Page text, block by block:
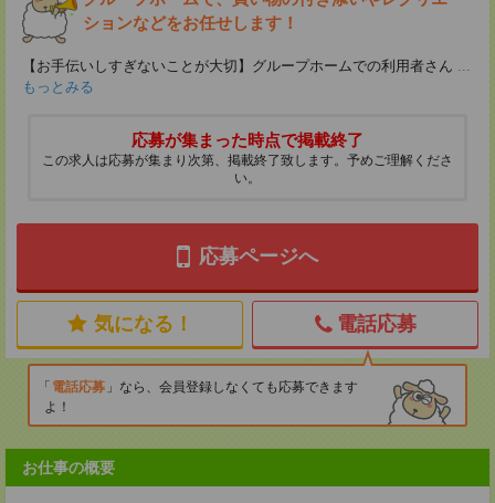
ションなどをお任せします！
【お手伝いしすぎないことが大切】グループホームでの利用者さん ...
もっとみる
応募が集まった時点で掲載終了
この求人は応募が集まり次第、掲載終了致します。予めご理解くださ
い。
応募ページへ
気になる！ 電話応募
電話応募
なら、会員登録しなくても応募できます
よ！
お仕事の概要